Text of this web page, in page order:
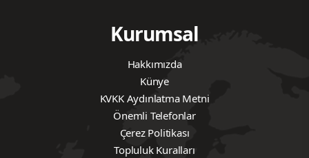
Kurumsal
Hakkımızda
Künye
KVKK Aydınlatma Metni
Önemli Telefonlar
Çerez Politikası
Topluluk Kuralları